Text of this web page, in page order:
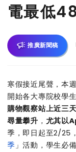
電最低
推廣新聞稿
寒假接近尾聲，本
開始各大專院校學
購物觀察站上近三
尋量攀升 ， 尤其以
季，即日起至2/25
季」活動，學生必